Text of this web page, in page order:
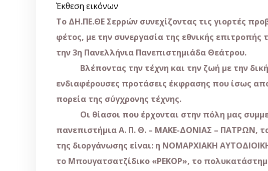
Έκθεση εικόνων
Το ΔΗ.ΠΕ.ΘΕ Σερρών συνεχίζοντας τις γιορτές
φέτος, με την συνεργασία της εθνικής επιτροπής
την 3η Πανελλήνια Πανεπιστημιάδα Θεάτρου.
Βλέποντας την τέχνη και την ζωή με την δική
ενδιαφέρουσες προτάσεις έκφρασης που ίσως
πορεία της σύγχρονης τέχνης.
Οι θίασοι που έρχονται στην πόλη μας
πανεπιστήμια Α. Π. Θ. – ΜΑΚΕ-ΔΟΝΙΑΣ – ΠΑΤΡΩΝ,
της διοργάνωσης είναι: η ΝΟΜΑΡΧΙΑΚΗ
το Μπουγατσατζίδικο «ΡΕΚΟΡ», το